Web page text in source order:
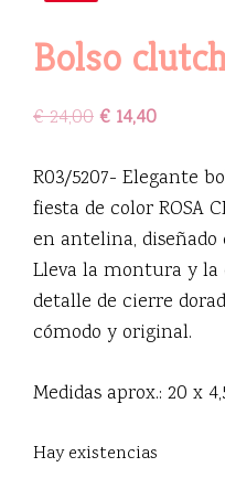
Bolso
€24,00€ 14,40
R03/5207- Elegante
fiesta de color ROSA
en antelina,
Lleva la montura y la
detalle de cierre
cómodo y original.
Medidas aprox.: 20 x
Hay existencias